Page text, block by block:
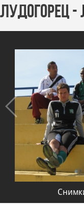
Лудогорец -